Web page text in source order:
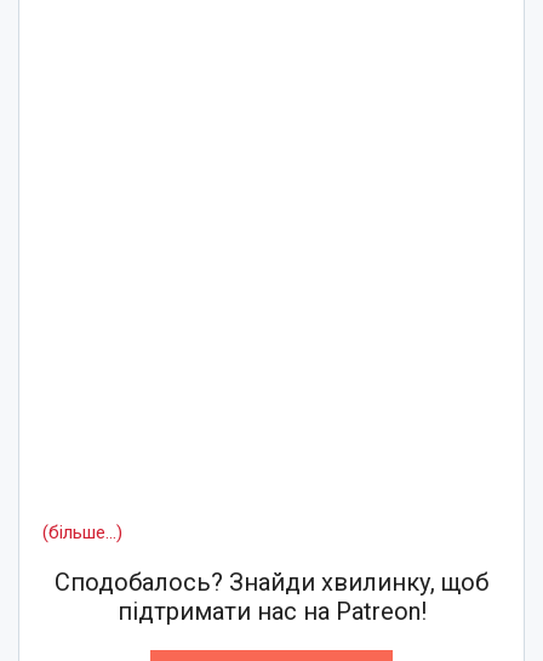
(більше…)
Сподобалось? Знайди хвилинку, щоб
підтримати нас на Patreon!